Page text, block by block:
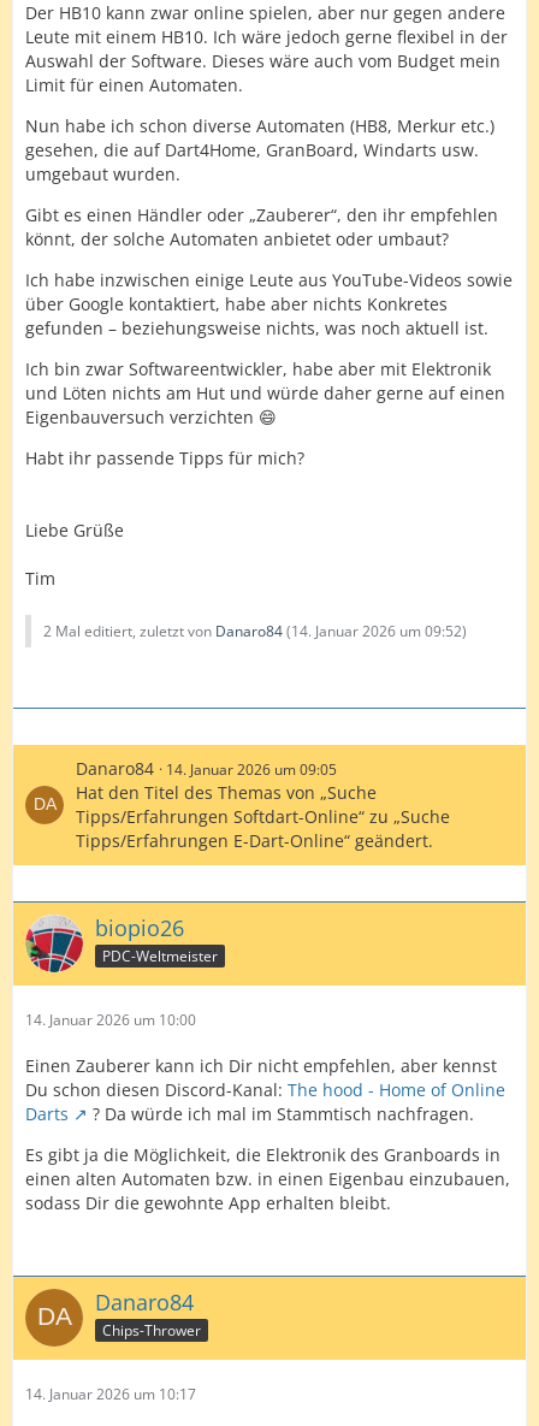
Der HB10 kann zwar online spielen, aber nur gegen andere
Leute mit einem HB10. Ich wäre jedoch gerne flexibel in der
Auswahl der Software. Dieses wäre auch vom Budget mein
Limit für einen Automaten.
Nun habe ich schon diverse Automaten (HB8, Merkur etc.)
gesehen, die auf Dart4Home, GranBoard, Windarts usw.
umgebaut wurden.
Gibt es einen Händler oder „Zauberer“, den ihr empfehlen
könnt, der solche Automaten anbietet oder umbaut?
Ich habe inzwischen einige Leute aus YouTube-Videos sowie
über Google kontaktiert, habe aber nichts Konkretes
gefunden – beziehungsweise nichts, was noch aktuell ist.
Ich bin zwar Softwareentwickler, habe aber mit Elektronik
und Löten nichts am Hut und würde daher gerne auf einen
Eigenbauversuch verzichten 😄
Habt ihr passende Tipps für mich?
Liebe Grüße
Tim
2 Mal editiert, zuletzt von Danaro84(14. Januar 2026 um 09:52)
Danaro84 14. Januar 2026 um 09:05
Hat den Titel des Themas von „Suche
Tipps/Erfahrungen Softdart-Online“ zu „Suche
Tipps/Erfahrungen E-Dart-Online“ geändert.
biopio26
PDC-Weltmeister
14. Januar 2026 um 10:00
Einen Zauberer kann ich Dir nicht empfehlen, aber kennst
Du schon diesen Discord-Kanal: The hood - Home of Online
Darts
? Da würde ich mal im Stammtisch nachfragen.
Es gibt ja die Möglichkeit, die Elektronik des Granboards in
einen alten Automaten bzw. in einen Eigenbau einzubauen,
sodass Dir die gewohnte App erhalten bleibt.
Danaro84
Chips-Thrower
14. Januar 2026 um 10:17